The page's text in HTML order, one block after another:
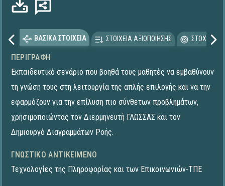
ΒΑΣΙΚΑ ΣΤΟΙΧΕΙΑ ΣΤΟΙΧΕΙΑ ΑΞΙΟΠΟΙΗΣΗΣ
ΠΕΡΙΓΡΑΦΉ
Εκπαιδευτικό σενάριο που βοηθά τους μαθητές να εμβαθύνουν
τη γνώση τους στη λειτουργία της απλής επιλογής και να την
εφαρμόζουν για την επίλυση πιο σύνθετων προβλημάτων,
χρησιμοποιώντας τον Διερμηνευτή ΓΛΩΣΣΑΣ και τον
Δημιουργό Διαγραμμάτων Ροής.
ΓΝΩΣΤΙΚΌ ΑΝΤΙΚΕΊΜΕΝΟ
Τεχνολογίες της Πληροφορίας και των Επικοινωνιών-ΤΠΕ